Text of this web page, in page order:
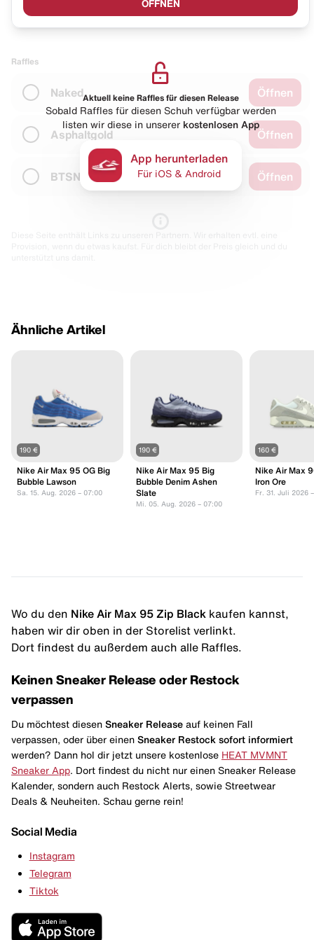
ÖFFNEN
Raffles
Naked Öffnen
Asphaltgold Öffnen
BTSN Öffnen
Aktuell keine Raffles für diesen Release
Sobald Raffles für diesen Schuh verfügbar werden
listen wir diese in unserer kostenlosen App
App herunterladen
Für iOS & Android
Ähnliche Artikel
190 €
Nike Air Max 95 OG Big
Bubble Lawson
Sa. 15. Aug. 2026 – 07:00
190 €
Nike Air Max 95 Big
Bubble Denim Ashen
Slate
Mi. 05. Aug. 2026 – 07:00
160 €
Nike Air Max
Iron Ore
Fr. 31. Juli 2026
Wo du den Nike Air Max 95 Zip Black kaufen kannst,
haben wir dir oben in der Storelist verlinkt.
Dort findest du außerdem auch alle Raffles.
Keinen Sneaker Release oder Restock
verpassen
Du möchtest diesen Sneaker Release auf keinen Fall
verpassen, oder über einen Sneaker Restock sofort informiert
werden? Dann hol dir jetzt unsere kostenlose HEAT MVMNT
Sneaker App . Dort findest du nicht nur einen Sneaker Release
Kalender, sondern auch Restock Alerts, sowie Streetwear
Deals & Neuheiten. Schau gerne rein!
Social Media
Instagram
Telegram
Tiktok